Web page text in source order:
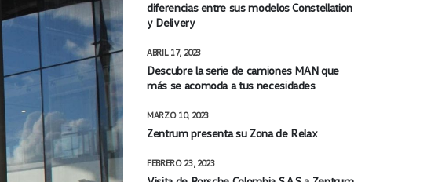
diferencias entre sus modelos Constellation
y Delivery
Descubre la serie de camiones MAN que
más se acomoda a tus necesidades
ABRIL 17, 2023
Zentrum presenta su Zona de Relax
MARZO 10, 2023
FEBRERO 23, 2023